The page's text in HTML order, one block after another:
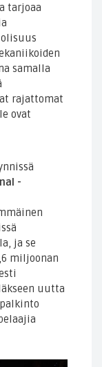
tarjoaa
samalla
rajattomat
ovat
-
ja se
miljoonan
uutta